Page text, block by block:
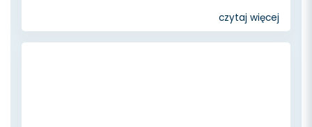
czytaj więcej